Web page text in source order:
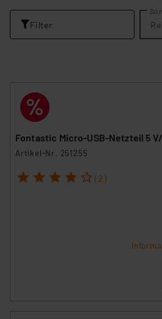
Filter
Fontastic Micro-USB-Netzteil 5
Artikel-Nr. 251255
1 2 3 4 5 (2)